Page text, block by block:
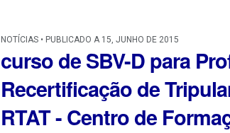
NOTÍCIAS • PUBLICADO A 15, JUNHO DE 2015
curso de SBV-D para
Recertificação de
RTAT - Centro de